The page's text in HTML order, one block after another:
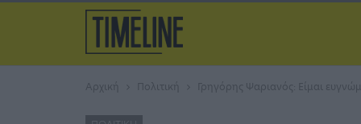
Αρχική Πολιτική Γρηγόρης Ψαριανός: Είμαι